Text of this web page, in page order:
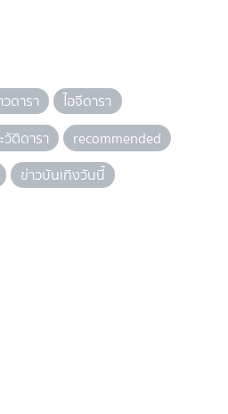
วดารา
ไอจีดารา
วัติดารา
recommended
ข่าวบันเทิงวันนี้